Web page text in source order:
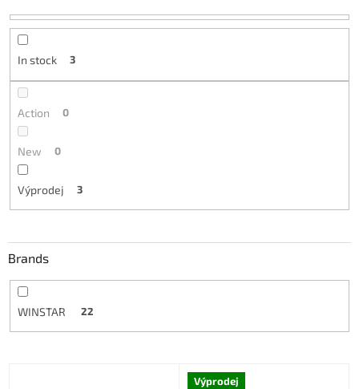
t
g
In stock 3
Action 0
New 0
Výprodej 3
Brands
WINSTAR 22
Výprodej